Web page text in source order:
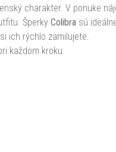
charakter. V ponuke
Šperky Colibra sú
ich rýchlo zamilujete.
každom kroku.